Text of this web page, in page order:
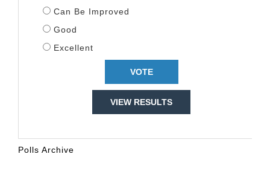
Can Be Improved
Good
Excellent
VIEW RESULTS
Polls Archive